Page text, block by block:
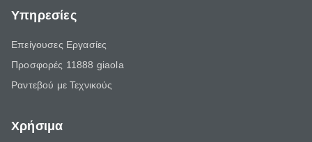
Υπηρεσίες
Επείγουσες Εργασίες
Προσφορές 11888 giaola
Ραντεβού με Τεχνικούς
Χρήσιμα